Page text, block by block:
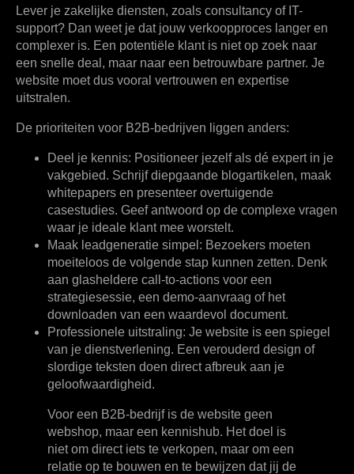
Lever je zakelijke diensten, zoals consultancy of IT-
support? Dan weet je dat jouw verkoopproces langer en
complexer is. Een potentiële klant is niet op zoek naar
een snelle deal, maar naar een betrouwbare partner. Je
website moet dus vooral vertrouwen en expertise
uitstralen.
De prioriteiten voor B2B-bedrijven liggen anders:
Deel je kennis: Positioneer jezelf als dé expert in je
vakgebied. Schrijf diepgaande blogartikelen, maak
whitepapers en presenteer overtuigende
casestudies. Geef antwoord op de complexe vragen
waar je ideale klant mee worstelt.
Maak leadgeneratie simpel: Bezoekers moeten
moeiteloos de volgende stap kunnen zetten. Denk
aan glasheldere call-to-actions voor een
strategiesessie, een demo-aanvraag of het
downloaden van een waardevol document.
Professionele uitstraling: Je website is een spiegel
van je dienstverlening. Een verouderd design of
slordige teksten doen direct afbreuk aan je
geloofwaardigheid.
Voor een B2B-bedrijf is de website geen
webshop, maar een kennishub. Het doel is
niet om direct iets te verkopen, maar om een
relatie op te bouwen en te bewijzen dat jij de